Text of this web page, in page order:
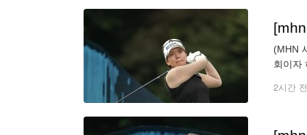
(MHN
회이자
2시간 전